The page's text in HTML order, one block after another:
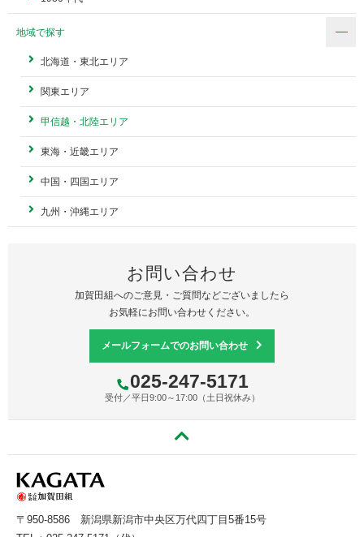
地域で探す
北海道・東北エリア
関東エリア
甲信越・北陸エリア
東海・近畿エリア
中国・四国エリア
九州・沖縄エリア
お問い合わせ
加賀田組へのご意見・ご質問などございましたら
お気軽にお問い合わせください。
メールフォームでのお問い合わせ
025-247-5171
受付／平日9:00～17:00（土日祝休み）
〒950-8586 新潟県新潟市中央区万代四丁目5番15号